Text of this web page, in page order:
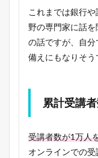
これまでは銀行
野の専門家に話
の話ですが、自
備えにもなりそう
累計受講
受講者数が1万人
オンラインでの